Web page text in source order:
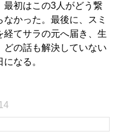
最初はこの3人がどう繋
かった。最後に、スミ
経てサラの元へ届き、生
どの話も解決していない
なる。